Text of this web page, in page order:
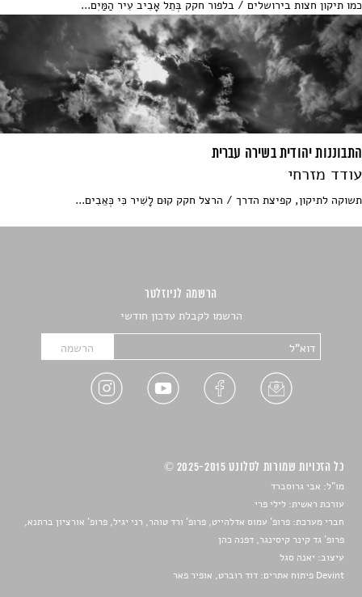
כמו תיקון חצות בירושלים / בלפור חקק בְּתֵל אָבִיב עִיר הַמַּיִם...
התבוננות יהודית בשירה עברית
עודד מזרחי
תשוקה לתיקון, קפיצת הדרך / הרצל חקק קוּם לָשִׁיר כִּי כְּאֵבִים...
הרשמה לניוזלטר
הרשמו לקבלת עדכון חודשי
כל הזכויות שמורות לסלונט 2025-2015 ©
מו"ל: אבי גרוסברד
עורכת ראשית: לילי פרי
חברי מערכת: פרופ' עמוס אדלהייט, פרופ' ורד טוהר, רני יגיל, פרופ' אורציון ברתנא,
פרופ' גד קינר קיסינגר, דפנה כהן
עיצוב: יאנה סגל
Devint פיתוח אתרים: דוד רוברט, אופיר פאר